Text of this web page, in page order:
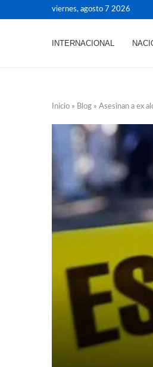
viernes, agosto 7 2026
INTERNACIONAL
Inicio » Blog » Asesinan a ex